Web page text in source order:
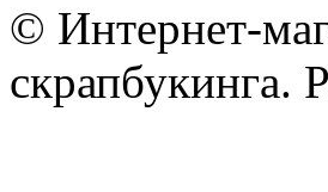
© Интернет-
скрапбукинга.